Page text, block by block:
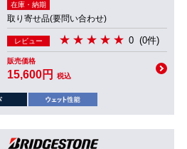
在庫・納期
取り寄せ品(要問い合わせ)
レビュー 0 (0件)
販売価格
15,600円 税込